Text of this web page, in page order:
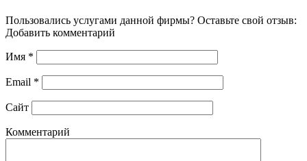
Пользовались услугами данной фирмы? Оставьте свой отзыв:
Добавить комментарий
Имя *
Email *
Сайт
Комментарий